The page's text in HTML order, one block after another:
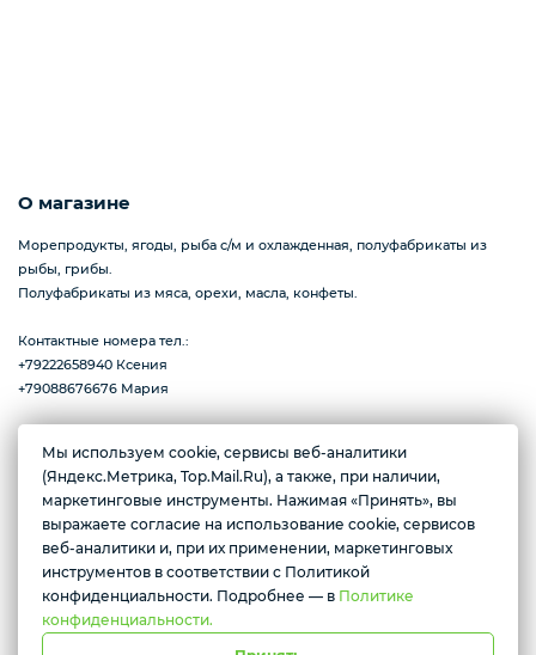
Соусы
Замороженная ягода
Мороженое
О магазине
Морепродукты, ягоды, рыба с/м и охлажденная, полуфабрикаты из
рыбы, грибы.
Полуфабрикаты из мяса, орехи, масла, конфеты.
Контактные номера тел.:
+79222658940 Ксения
+79088676676 Мария
г. Тюмень, ул. Ю.Р.-Г. Эрвье, д.12к1
Ежедневно с 10:00 до 20:00
Условия доставки
Мы используем cookie, сервисы веб-аналитики
(Яндекс.Метрика, Top.Mail.Ru), а также, при наличии,
маркетинговые инструменты. Нажимая «Принять», вы
выражаете согласие на использование cookie, сервисов
веб-аналитики и, при их применении, маркетинговых
инструментов в соответствии с Политикой
конфиденциальности. Подробнее — в Политике
конфиденциальности.
Желаете подозвать сотрудника
Да Нет